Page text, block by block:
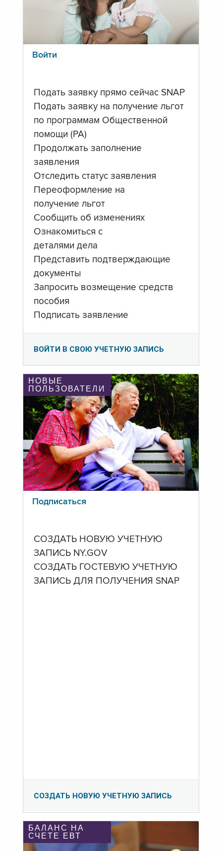
Войти
Подать заявку прямо сейчас SNAP
Подать заявку на получение льгот
по программам Общественной
помощи (PA)
Продолжать заполнение
заявления
Отследить статус заявления
Переоформление на
получение льгот
Сообщить об изменениях
Ознакомиться с
деталями дела
Представить подтверждающие
документы
Запросить возмещение средств
пособия
Подписать заявление
ВОЙТИ В СВОЮ УЧЕТНУЮ ЗАПИСЬ
НОВЫЕ
ПОЛЬЗОВАТЕЛИ
Подписаться
СОЗДАТЬ НОВУЮ УЧЕТНУЮ
ЗАПИСЬ NY.GOV
СОЗДАТЬ ГОСТЕВУЮ УЧЕТНУЮ
ЗАПИСЬ ДЛЯ ПОЛУЧЕНИЯ SNAP
СОЗДАТЬ НОВУЮ УЧЕТНУЮ ЗАПИСЬ
БАЛАНС НА
СЧЕТЕ ЕВТ